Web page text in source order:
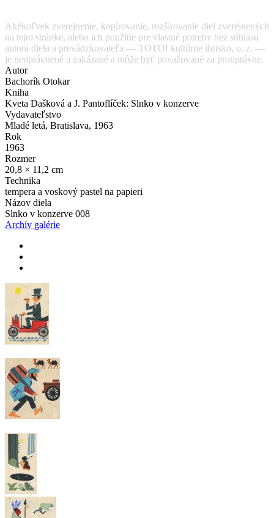
Akékoľvek zverejnenie, kopírovanie, rozširovanie diel zverejnených
na tejto stránke, alebo ich použitie pre vlastné potreby bez súhlasu
autora diela a prevádzkovateľa — TOTO! kultúrne ihrisko, o. z. —
je neoprávnené a zakázané a môže byť považované za protiprávne.
Autor
Bachorík Otokar
Kniha
Kveta Dašková a J. Pantoflíček: Slnko v konzerve
Vydavateľstvo
Mladé letá, Bratislava, 1963
Rok
1963
Rozmer
20,8 × 11,2 cm
Technika
tempera a voskový pastel na papieri
Názov diela
Slnko v konzerve 008
Archív galérie